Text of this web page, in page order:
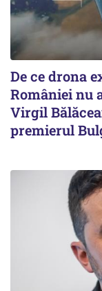
De ce drona
României nu
Virgil
premierul